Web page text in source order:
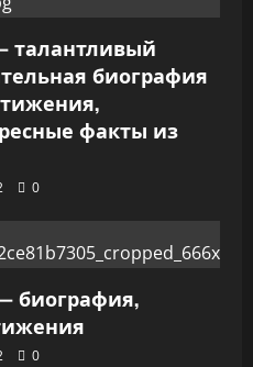
талантливый
биография
факты из
0
биография,
0